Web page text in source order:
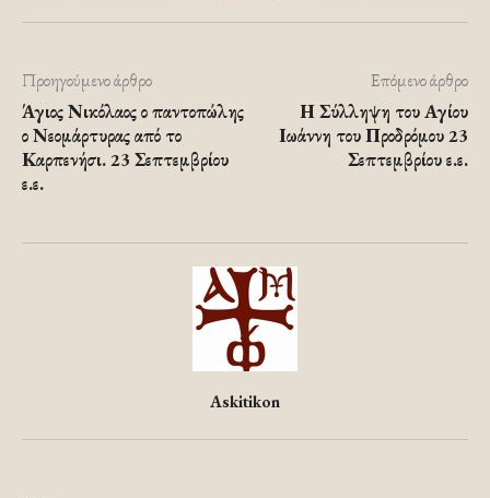
Προηγούμενο άρθρο
Άγιος Νικόλαος ο παντοπώλης
ο Νεομάρτυρας από το
Καρπενήσι. 23 Σεπτεμβρίου
ε.ε.
Επόμενο άρθρο
Η Σύλληψη του Αγίου
Ιωάννη του Προδρόμου 23
Σεπτεμβρίου ε.ε.
Askitikon